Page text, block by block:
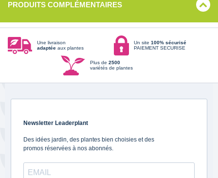
PRODUITS COMPLÉMENTAIRES
Une livraison
adaptée aux plantes
Un site 100% sécurisé
PAIEMENT SECURISE
Plus de 2500
variétés de plantes
Newsletter Leaderplant
Des idées jardin, des plantes bien choisies et des
promos réservées à nos abonnés.